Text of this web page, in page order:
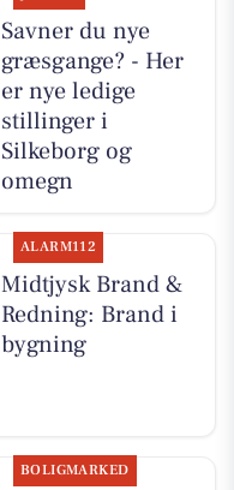
Savner du nye
græsgange? - Her
er nye ledige
stillinger i
Silkeborg og
omegn
ALARM112
Midtjysk Brand &
Redning: Brand i
bygning
BOLIGMARKED